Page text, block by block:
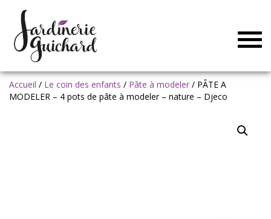
Accueil / Le coin des enfants / Pâte à modeler / PÂTE A
MODELER – 4 pots de pâte à modeler – nature – Djeco